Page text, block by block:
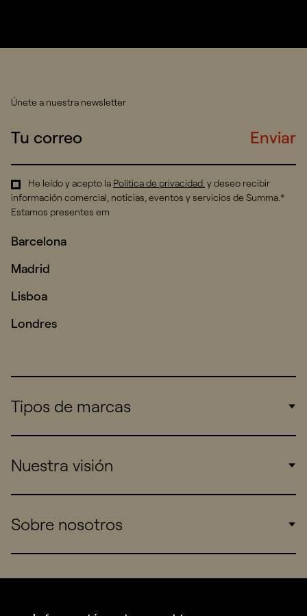
Únete a nuestra newsletter
Enviar
He leído y acepto la Política de privacidad. y deseo recibir
información comercial, noticias, eventos y servicios de Summa.*
Estamos presentes em
Barcelona
Madrid
Lisboa
Londres
Tipos de marcas
Consumers
Startups
Nuestra visión
Work
Sobre nosotros